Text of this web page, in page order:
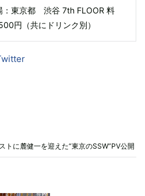
：東京都 渋谷 7th FLOOR 料
円（共にドリンク別）
トに麓健一を迎えた“東京のSSW”PV公開